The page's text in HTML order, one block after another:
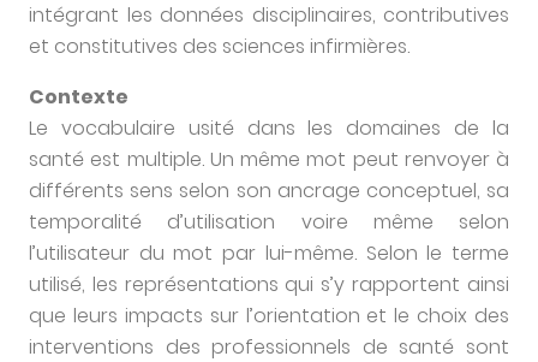
intégrant les données disciplinaires, contributives
et constitutives des sciences infirmières.
Contexte
Le vocabulaire usité dans les domaines de la
santé est multiple. Un même mot peut renvoyer à
différents sens selon son ancrage conceptuel, sa
temporalité d’utilisation voire même selon
l’utilisateur du mot par lui-même. Selon le terme
utilisé, les représentations qui s’y rapportent ainsi
que leurs impacts sur l’orientation et le choix des
interventions des professionnels de santé sont